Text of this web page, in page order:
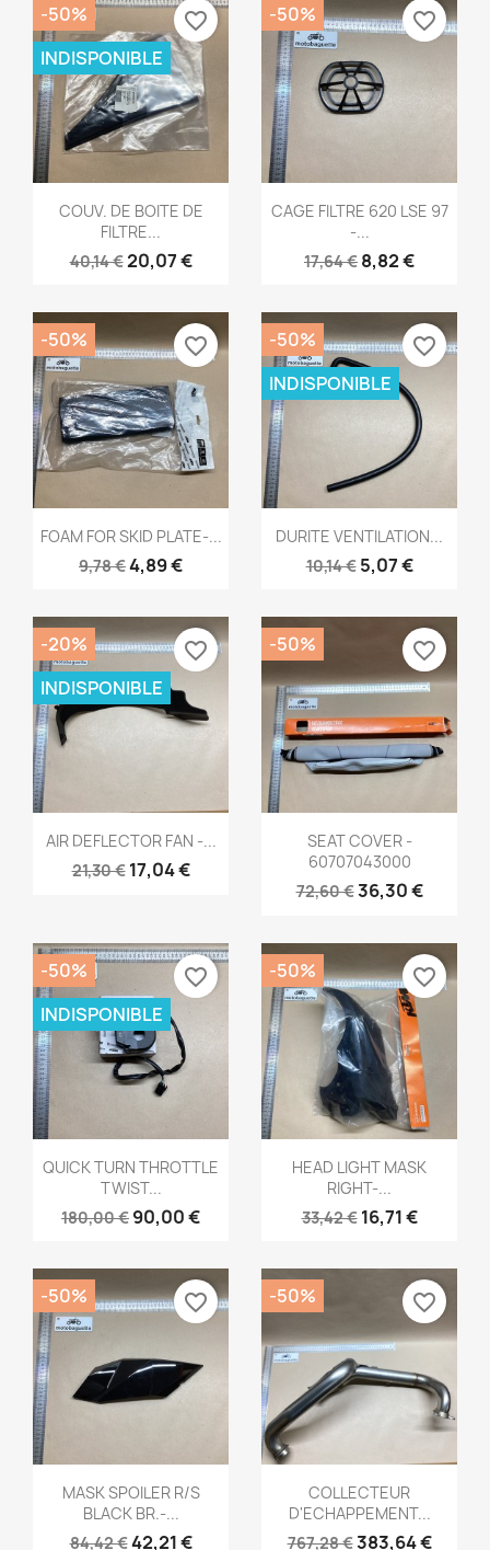
Aperçu rapide
COUV. DE BOITE DE
FILTRE...
40,14 €20,07 €
-50%
INDISPONIBLE
favorite_border
Aperçu rapide
CAGE FILTRE 620 LSE 97
-...
17,64 € 8,82 €
-50% favorite_border
Aperçu rapide
FOAM FOR SKID PLATE-...
9,78 €4,89 €
-50% favorite_border
Aperçu rapide
DURITE VENTILATION...
10,14 € 5,07 €
-50%
INDISPONIBLE
favorite_border
Aperçu rapide
AIR DEFLECTOR FAN -...
21,30 € 17,04 €
-20%
INDISPONIBLE
favorite_border
Aperçu rapide
SEAT COVER -
60707043000
72,60 €36,30 €
-50% favorite_border
Aperçu rapide
QUICK TURN THROTTLE
TWIST...
180,00 € 90,00 €
-50%
INDISPONIBLE
favorite_border
Aperçu rapide
HEAD LIGHT MASK
RIGHT-...
33,42 € 16,71 €
-50% favorite_border
Aperçu rapide
MASK SPOILER R/S
BLACK BR.-...
84,42 €42,21 €
-50% favorite_border
Aperçu rapide
COLLECTEUR
D'ECHAPPEMENT...
767,28 €383,64 €
-50% favorite_border